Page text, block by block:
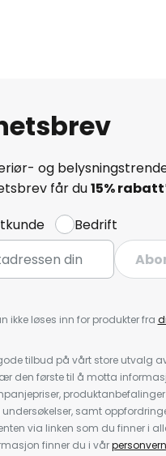
og
får du15%
Bedrift
ikke løses inn for produkter fra
tilbud på vårt store utvalg
den første til å motta
samt
via linken som du finner i
finner du i vår